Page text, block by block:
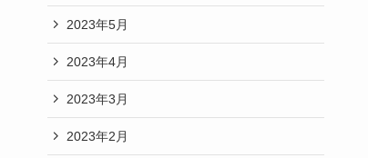
2023年5月
2023年4月
2023年3月
2023年2月